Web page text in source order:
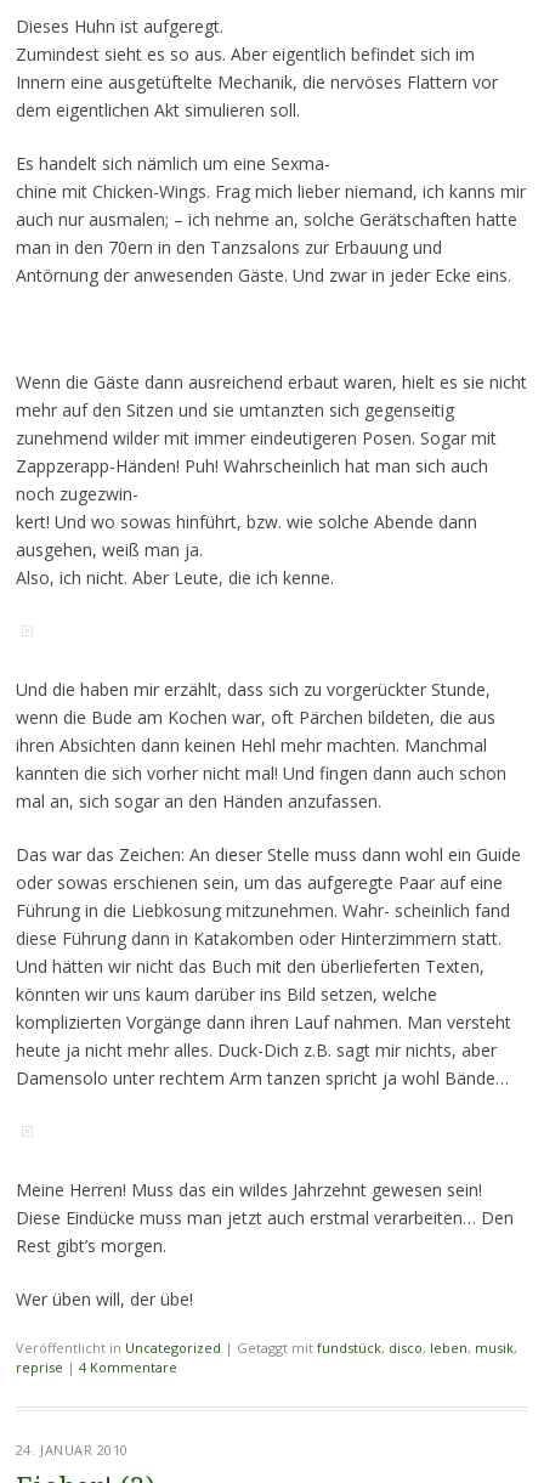
Dieses Huhn ist aufgeregt.
Zumindest sieht es so aus. Aber eigentlich befindet sich im
Innern eine ausgetüftelte Mechanik, die nervöses Flattern vor
dem eigentlichen Akt simulieren soll.
Es handelt sich nämlich um eine Sexma-
chine mit Chicken-Wings. Frag mich lieber niemand, ich kanns mir
auch nur ausmalen; – ich nehme an, solche Gerätschaften hatte
man in den 70ern in den Tanzsalons zur Erbauung und
Antörnung der anwesenden Gäste. Und zwar in jeder Ecke eins.
Wenn die Gäste dann ausreichend erbaut waren, hielt es sie nicht
mehr auf den Sitzen und sie umtanzten sich gegenseitig
zunehmend wilder mit immer eindeutigeren Posen. Sogar mit
Zappzerapp-Händen! Puh! Wahrscheinlich hat man sich auch
noch zugezwin-
kert! Und wo sowas hinführt, bzw. wie solche Abende dann
ausgehen, weiß man ja.
Also, ich nicht. Aber Leute, die ich kenne.
Und die haben mir erzählt, dass sich zu vorgerückter Stunde,
wenn die Bude am Kochen war, oft Pärchen bildeten, die aus
ihren Absichten dann keinen Hehl mehr machten. Manchmal
kannten die sich vorher nicht mal! Und fingen dann auch schon
mal an, sich sogar an den Händen anzufassen.
Das war das Zeichen: An dieser Stelle muss dann wohl ein Guide
oder sowas erschienen sein, um das aufgeregte Paar auf eine
Führung in die Liebkosung mitzunehmen. Wahr- scheinlich fand
diese Führung dann in Katakomben oder Hinterzimmern statt.
Und hätten wir nicht das Buch mit den überlieferten Texten,
könnten wir uns kaum darüber ins Bild setzen, welche
komplizierten Vorgänge dann ihren Lauf nahmen. Man versteht
heute ja nicht mehr alles. Duck-Dich z.B. sagt mir nichts, aber
Damensolo unter rechtem Arm tanzen spricht ja wohl Bände…
Meine Herren! Muss das ein wildes Jahrzehnt gewesen sein!
Diese Eindücke muss man jetzt auch erstmal verarbeiten… Den
Rest gibt’s morgen.
Wer üben will, der übe!
Veröffentlicht in Uncategorized | Getaggt mit fundstück, disco, leben, musik,
reprise | 4 Kommentare
24. JANUAR 2010